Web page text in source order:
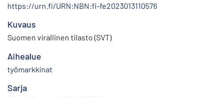
https://urn.fi/URN:NBN:fi-fe2023013110576
Kuvaus
Suomen virallinen tilasto (SVT)
Aihealue
työmarkkinat
Sarja